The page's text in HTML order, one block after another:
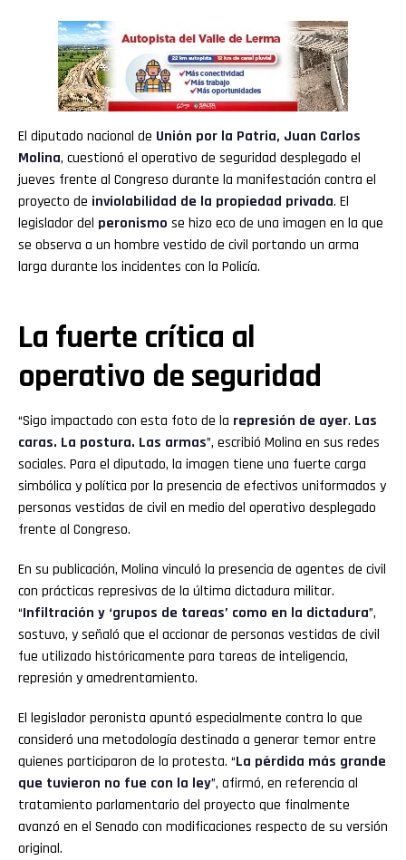
El diputado nacional de Unión por la Patria, Juan Carlos
Molina, cuestionó el operativo de seguridad desplegado el
jueves frente al Congreso durante la manifestación contra el
proyecto de inviolabilidad de la propiedad privada. El
legislador del peronismo se hizo eco de una imagen en la que
se observa a un hombre vestido de civil portando un arma
larga durante los incidentes con la Policía.
La fuerte crítica al
operativo de seguridad
“Sigo impactado con esta foto de la represión de ayer. Las
caras. La postura. Las armas”, escribió Molina en sus redes
sociales. Para el diputado, la imagen tiene una fuerte carga
simbólica y política por la presencia de efectivos uniformados y
personas vestidas de civil en medio del operativo desplegado
frente al Congreso.
En su publicación, Molina vinculó la presencia de agentes de civil
con prácticas represivas de la última dictadura militar.
“Infiltración y ‘grupos de tareas’ como en la dictadura”,
sostuvo, y señaló que el accionar de personas vestidas de civil
fue utilizado históricamente para tareas de inteligencia,
represión y amedrentamiento.
El legislador peronista apuntó especialmente contra lo que
consideró una metodología destinada a generar temor entre
quienes participaron de la protesta. “La pérdida más grande
que tuvieron no fue con la ley”, afirmó, en referencia al
tratamiento parlamentario del proyecto que finalmente
avanzó en el Senado con modificaciones respecto de su versión
original.